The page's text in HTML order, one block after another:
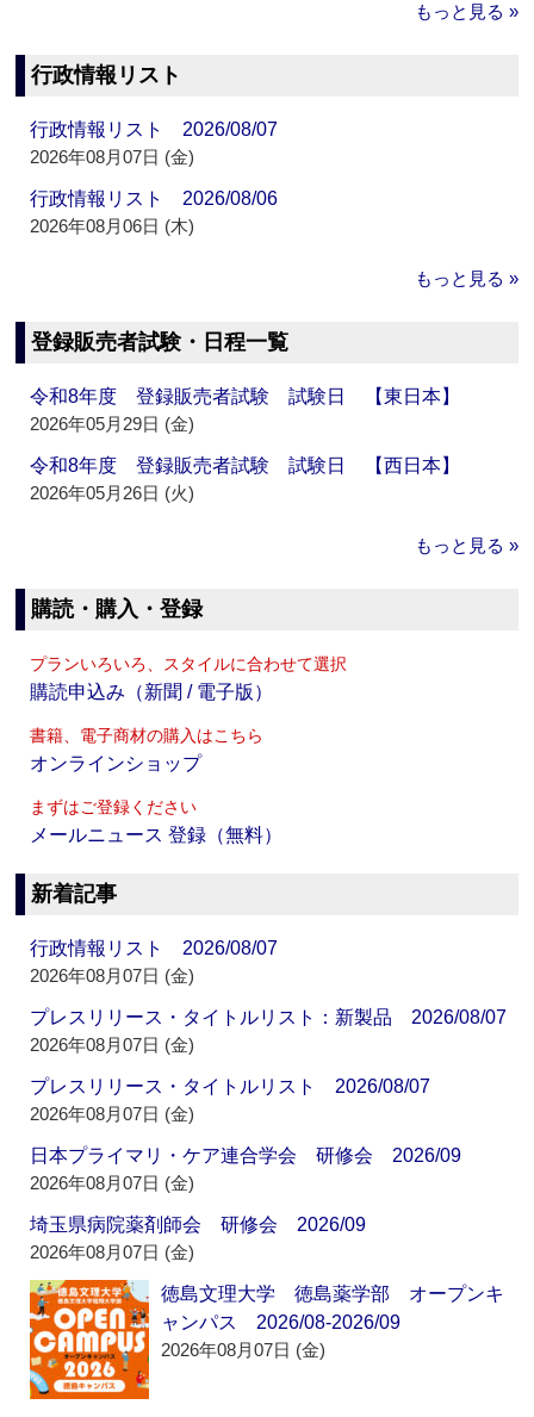
もっと見る »
行政情報リスト
行政情報リスト 2026/08/07
2026年08月07日 (金)
行政情報リスト 2026/08/06
2026年08月06日 (木)
もっと見る »
登録販売者試験・日程一覧
令和8年度 登録販売者試験 試験日 【東日本】
2026年05月29日 (金)
令和8年度 登録販売者試験 試験日 【西日本】
2026年05月26日 (火)
もっと見る »
購読・購入・登録
プランいろいろ、スタイルに合わせて選択
購読申込み（新聞 / 電子版）
書籍、電子商材の購入はこちら
オンラインショップ
まずはご登録ください
メールニュース 登録（無料）
新着記事
行政情報リスト 2026/08/07
2026年08月07日 (金)
プレスリリース・タイトルリスト：新製品 2026/08/07
2026年08月07日 (金)
プレスリリース・タイトルリスト 2026/08/07
2026年08月07日 (金)
日本プライマリ・ケア連合学会 研修会 2026/09
2026年08月07日 (金)
埼玉県病院薬剤師会 研修会 2026/09
2026年08月07日 (金)
徳島文理大学 徳島薬学部 オープンキ
ャンパス 2026/08-2026/09
2026年08月07日 (金)